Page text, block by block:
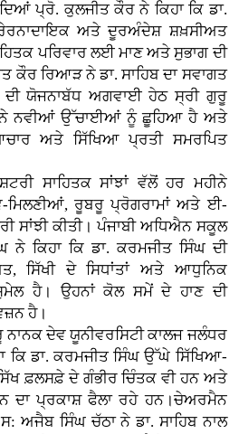
ਪ੍ਰੋ. ਕੁਲਜੀਤ ਕੌਰ ਨੇ ਕਿਹਾ ਕਿ ਡਾ.
ਅਤੇ ਦੂਰਅੰਦੇਸ਼ ਸ਼ਖ਼ਸੀਅਤ
ਪਰਿਵਾਰ ਲਈ ਮਾਣ ਅਤੇ ਸੁਭਾਗ ਦੀ
ਕੌਰ ਰਿਆੜ ਨੇ ਡਾ. ਸਾਹਿਬ ਦਾ ਸਵਾਗਤ
ਦੀ ਯੋਜਨਾਬੱਧ ਅਗਵਾਈ ਹੇਠ ਸ੍ਰੀ ਗੁਰੂ
ਨੇ ਨਵੀਆਂ ਉੱਚਾਈਆਂ ਨੂੰ ਛੂਹਿਆ ਹੈ ਅਤੇ
ਅਤੇ ਸਿੱਖਿਆ ਪ੍ਰਤੀ ਸਮਰਪਿਤ
ਸਾਹਿਤਕ ਸਾਂਝਾਂ ਵੱਲੋਂ ਹਰ ਮਹੀਨੇ
ਮਿਲਣੀਆਂ, ਰੂਬਰੂ ਪ੍ਰੋਗਰਾਮਾਂ ਅਤੇ ਈ-
ਸਾਂਝੀ ਕੀਤੀ। ਪੰਜਾਬੀ ਅਧਿਐਨ ਸਕੂਲ
ਨੇ ਕਿਹਾ ਕਿ ਡਾ. ਕਰਮਜੀਤ ਸਿੰਘ ਦੀ
ਸਿੱਖੀ ਦੇ ਸਿਧਾਂਤਾਂ ਅਤੇ ਆਧੁਨਿਕ
ਹੈ। ਉਹਨਾਂ ਕੋਲ ਸਮੇਂ ਦੇ ਹਾਣ ਦੀ
ਹੈ।
ਦੇਵ ਯੂਨੀਵਰਸਿਟੀ ਕਾਲਜ ਜਲੰਧਰ
ਕਿ ਡਾ. ਕਰਮਜੀਤ ਸਿੰਘ ਉੱਘੇ ਸਿੱਖਿਆ-
ਫ਼ਲਸਫ਼ੇ ਦੇ ਗੰਭੀਰ ਚਿੰਤਕ ਵੀ ਹਨ ਅਤੇ
ਦਾ ਪ੍ਰਕਾਸ਼ ਫੈਲਾ ਰਹੇ ਹਨ।ਚੇਅਰਮੈਨ
ਅਜੈਬ ਸਿੰਘ ਚੱਠਾ ਨੇ ਡਾ. ਸਾਹਿਬ ਨਾਲ